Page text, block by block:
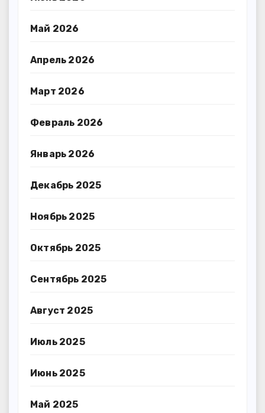
Май 2026
Апрель 2026
Март 2026
Февраль 2026
Январь 2026
Декабрь 2025
Ноябрь 2025
Октябрь 2025
Сентябрь 2025
Август 2025
Июль 2025
Июнь 2025
Май 2025